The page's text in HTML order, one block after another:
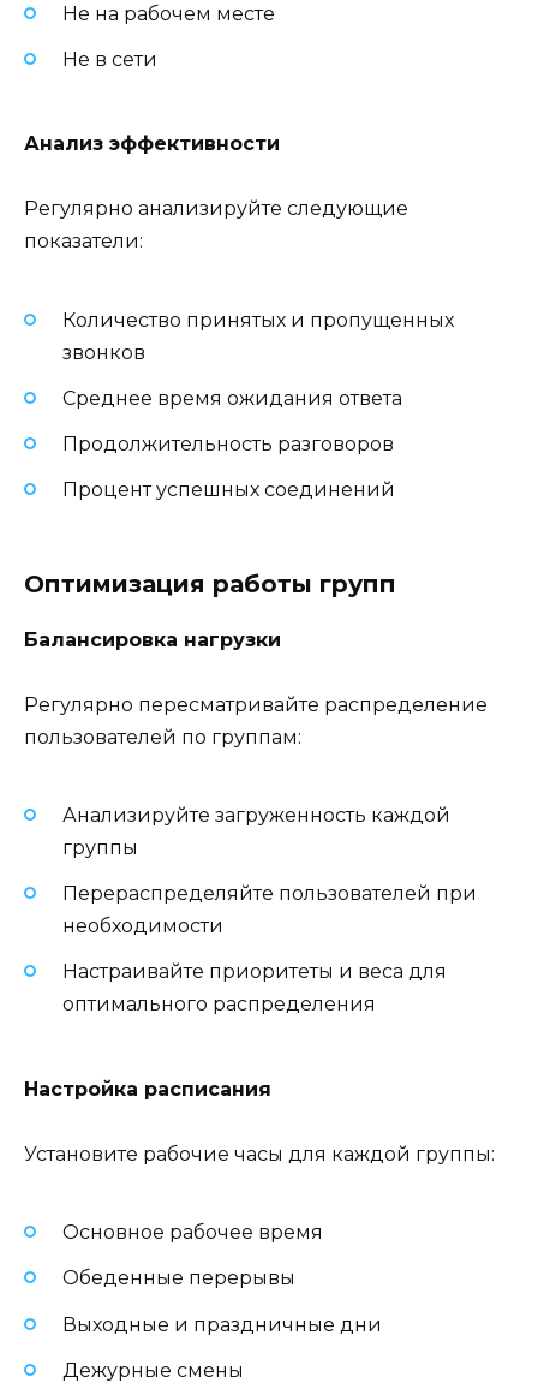
Не на рабочем месте
Не в сети
Анализ эффективности
Регулярно анализируйте следующие
показатели:
Количество принятых и пропущенных
звонков
Среднее время ожидания ответа
Продолжительность разговоров
Процент успешных соединений
Оптимизация работы групп
Балансировка нагрузки
Регулярно пересматривайте распределение
пользователей по группам:
Анализируйте загруженность каждой
группы
Перераспределяйте пользователей при
необходимости
Настраивайте приоритеты и веса для
оптимального распределения
Настройка расписания
Установите рабочие часы для каждой группы:
Основное рабочее время
Обеденные перерывы
Выходные и праздничные дни
Дежурные смены